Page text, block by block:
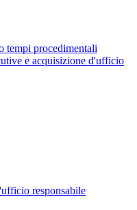
tempi procedimentali
e acquisizione d'ufficio
responsabile